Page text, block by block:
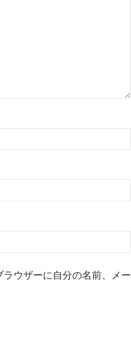
ウザーに自分の名前、メー